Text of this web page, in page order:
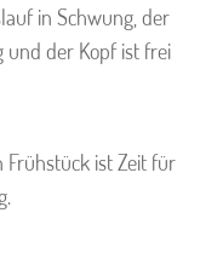
in Schwung, der
und der Kopf ist frei
Frühstück ist Zeit für